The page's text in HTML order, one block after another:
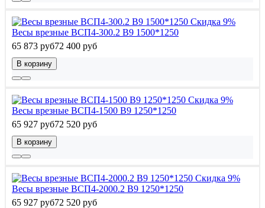
Скидка 9%
Весы врезные ВСП4-300.2 В9 1500*1250
65 873 руб72 400 руб
В корзину
Скидка 9%
Весы врезные ВСП4-1500 В9 1250*1250
65 927 руб72 520 руб
В корзину
Скидка 9%
Весы врезные ВСП4-2000.2 В9 1250*1250
65 927 руб72 520 руб